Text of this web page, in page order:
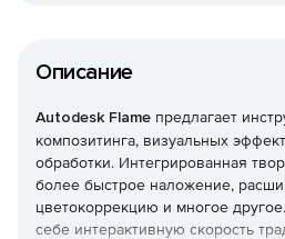
Описание
Autodesk Flame предлагает
композитинга, визуальных
обработки. Интегрированная
более быстрое наложение,
цветокоррекцию и многое
себе интерактивную скорость